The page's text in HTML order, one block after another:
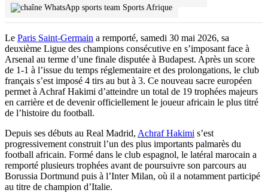
Sports Afrique
Le Paris Saint-Germain a remporté, samedi 30 mai 2026, sa
deuxième Ligue des champions consécutive en s’imposant face à
Arsenal au terme d’une finale disputée à Budapest. Après un score
de 1-1 à l’issue du temps réglementaire et des prolongations, le club
français s’est imposé 4 tirs au but à 3. Ce nouveau sacre européen
permet à Achraf Hakimi d’atteindre un total de 19 trophées majeurs
en carrière et de devenir officiellement le joueur africain le plus titré
de l’histoire du football.
Depuis ses débuts au Real Madrid, Achraf Hakimi s’est
progressivement construit l’un des plus importants palmarès du
football africain. Formé dans le club espagnol, le latéral marocain a
remporté plusieurs trophées avant de poursuivre son parcours au
Borussia Dortmund puis à l’Inter Milan, où il a notamment participé
au titre de champion d’Italie.